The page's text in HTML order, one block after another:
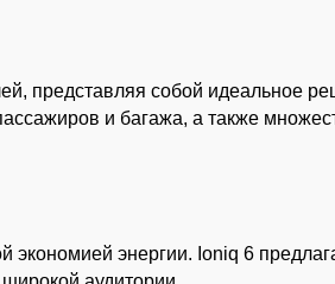
представляя собой идеальное
и багажа, а также
энергии. Ioniq 6